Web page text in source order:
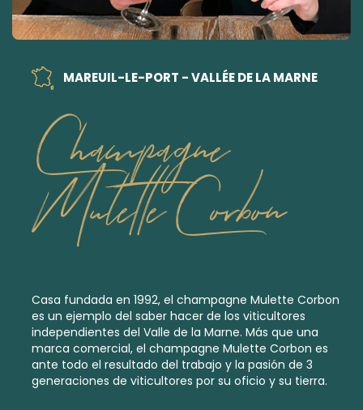
MAREUIL-LE-PORT - VALLÉE DE LA MARNE
Champagne
Mulette Corbon
Casa fundada en 1992, el champagne Mulette Corbon
es un ejemplo del saber hacer de los viticultores
independientes del Valle de la Marne. Más que una
marca comercial, el champagne Mulette Corbon es
ante todo el resultado del trabajo y la pasión de 3
generaciones de viticultores por su oficio y su tierra.